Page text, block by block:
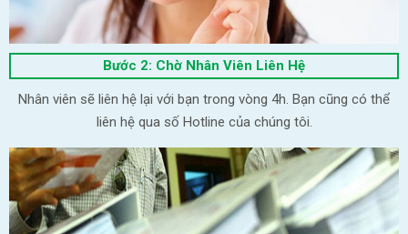
Bước 2: Chờ Nhân Viên Liên Hệ
Nhân viên sẽ liên hệ lại với bạn trong vòng 4h. Bạn cũng có thể
liên hệ qua số Hotline của chúng tôi.